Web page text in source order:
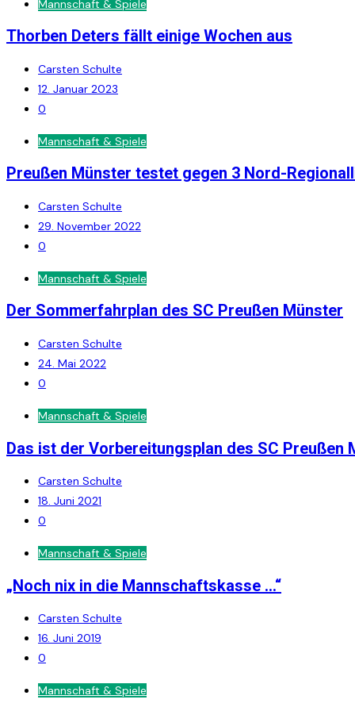
Mannschaft & Spiele
Thorben Deters fällt einige Wochen aus
Carsten Schulte
12. Januar 2023
0
Mannschaft & Spiele
Preußen Münster testet gegen 3 Nord-
Carsten Schulte
29. November 2022
0
Mannschaft & Spiele
Der Sommerfahrplan des SC Preußen Münster
Carsten Schulte
24. Mai 2022
0
Mannschaft & Spiele
Das ist der Vorbereitungsplan des SC Preußen
Carsten Schulte
18. Juni 2021
0
Mannschaft & Spiele
„Noch nix in die Mannschaftskasse …“
Carsten Schulte
16. Juni 2019
0
Mannschaft & Spiele